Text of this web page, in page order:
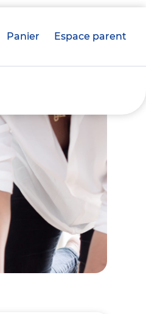
Panier crèche(s)
Espace parent